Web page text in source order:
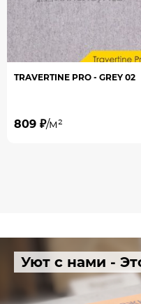
TRAVERTINE PRO - GREY 02
809 ₽/м²
Уют с нами -